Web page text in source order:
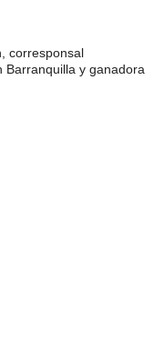
corresponsal
Barranquilla y ganadora